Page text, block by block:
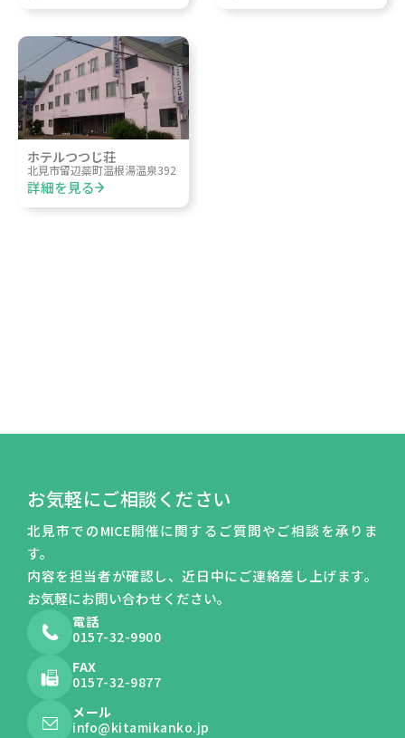
ホテルつつじ荘
北見市留辺蘂町温根湯温泉392
詳細を見る
お気軽にご相談ください
北見市でのMICE開催に関するご質問やご相談を承りま
す。
内容を担当者が確認し、近日中にご連絡差し上げます。
お気軽にお問い合わせください。
電話
0157-32-9900
FAX
0157-32-9877
メール
info@kitamikanko.jp